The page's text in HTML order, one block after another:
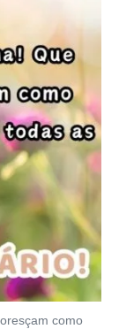
como